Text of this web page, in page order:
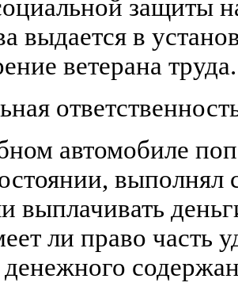
защиты
выдается в
ветерана труда.
автомобиле
выплачивать
ли право часть
денежного